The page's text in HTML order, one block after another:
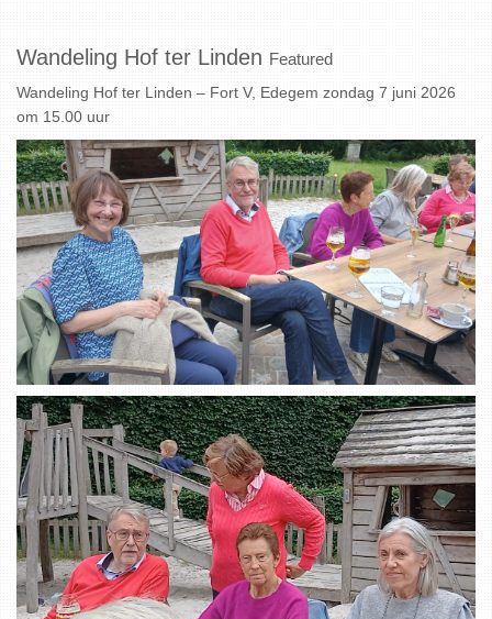
Wandeling Hof ter Linden Featured
Wandeling Hof ter Linden – Fort V, Edegem zondag 7 juni 2026
om 15.00 uur